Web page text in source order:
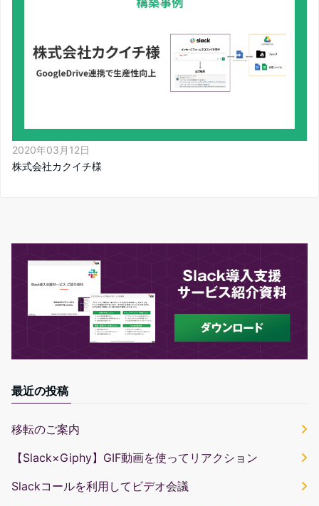
2020年03月12日
株式会社カクイチ様
最近の投稿
移転のご案内
【Slack×Giphy】GIF動画を使ってリアクション
Slackコールを利用してビデオ会議